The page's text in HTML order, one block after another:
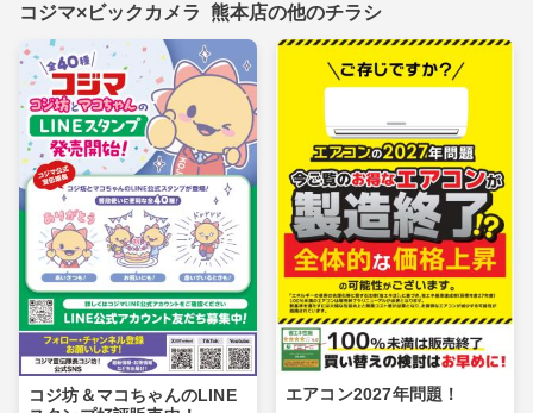
コジマ×ビックカメラ 熊本店の他のチラシ
コジ坊＆マコちゃんのLINE
エアコン2027年問題！